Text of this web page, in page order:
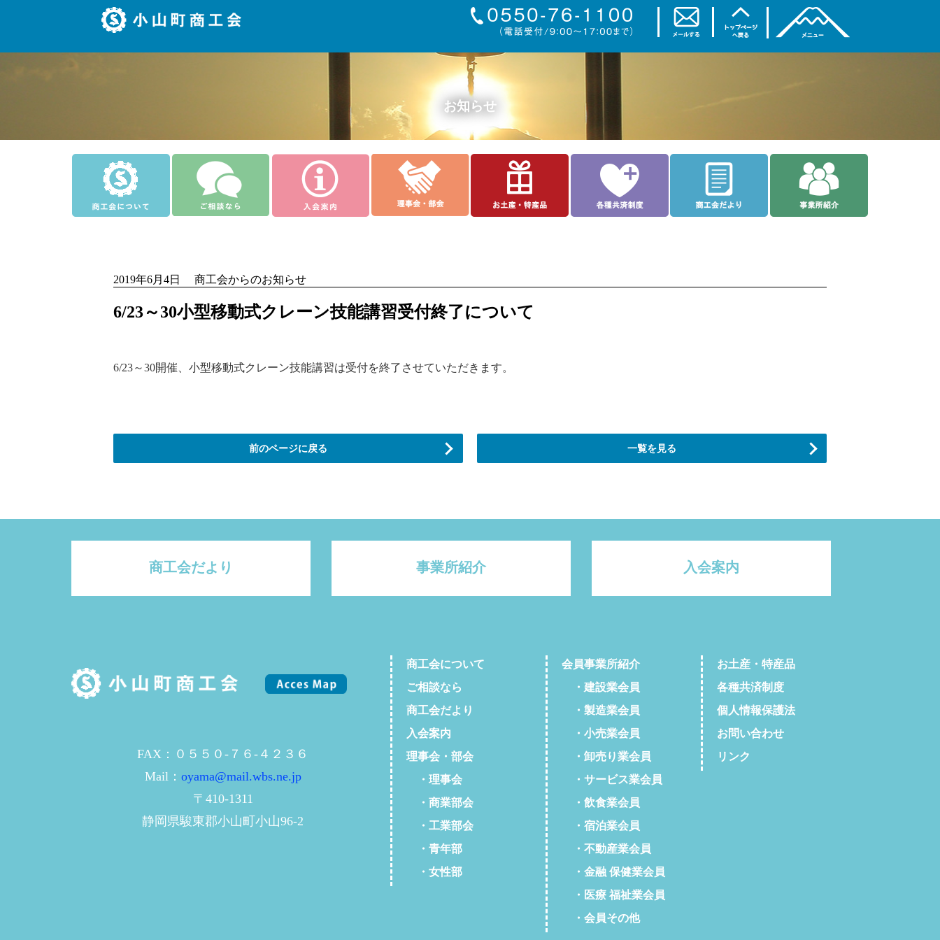
お知らせ
2019年6月4日 商工会からのお知らせ
6/23～30小型移動式クレーン技能講習受付終了について
6/23～30開催、小型移動式クレーン技能講習は受付を終了させていただきます。
前のページに戻る 一覧を見る
商工会だより 事業所紹介 入会案内
FAX：０５５０-７６-４２３６
Mail： oyama@mail.wbs.ne.jp
〒410-1311
静岡県駿東郡小山町小山96-2
商工会について
ご相談なら
商工会だより
入会案内
理事会・部会
・理事会
・商業部会
・工業部会
・青年部
・女性部
会員事業所紹介
・建設業会員
・製造業会員
・小売業会員
・卸売り業会員
・サービス業会員
・飲食業会員
・宿泊業会員
・不動産業会員
・金融 保健業会員
・医療 福祉業会員
・会員その他
お土産・特産品
各種共済制度
個人情報保護法
お問い合わせ
リンク